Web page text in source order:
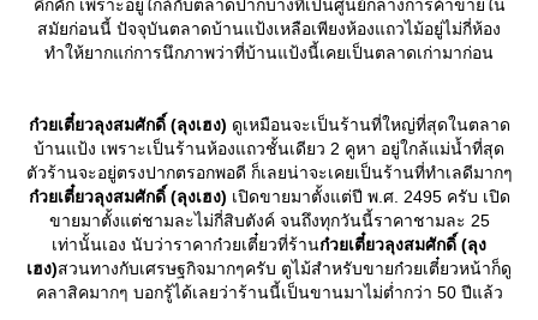
คึกคัก เพราะอยู่ใกล้กับตลาดปากบางที่เป็นศูนย์กลางการค้าขายใน
สมัยก่อนนี้ ปัจจุบันตลาดบ้านแป้งเหลือเพียงห้องแถวไม้อยู่ไม่กี่ห้อง
ทำให้ยากแก่การนึกภาพว่าที่บ้านแป้งนี้เคยเป็นตลาดเก่ามาก่อน
ก๋วยเตี๋ยวลุงสมศักดิ์ (ลุงเฮง) ดูเหมือนจะเป็นร้านที่ใหญ่ที่สุดในตลาด
บ้านแป้ง เพราะเป็นร้านห้องแถวชั้นเดียว 2 คูหา อยู่ใกล้แม่น้ำที่สุด
ตัวร้านจะอยู่ตรงปากตรอกพอดี ก็เลยน่าจะเคยเป็นร้านที่ทำเลดีมากๆ
ก๋วยเตี๋ยวลุงสมศักดิ์ (ลุงเฮง) เปิดขายมาตั้งแต่ปี พ.ศ. 2495 ครับ เปิด
ขายมาตั้งแต่ชามละไม่กี่สิบตังค์ จนถึงทุกวันนี้ราคาชามละ 25
เท่านั้นเอง นับว่าราคาก๋วยเตี๋ยวที่ร้านก๋วยเตี๋ยวลุงสมศักดิ์ (ลุง
เฮง)สวนทางกับเศรษฐกิจมากๆครับ ตูไม้สำหรับขายก๋วยเตี๋ยวหน้าก็ดู
คลาสิคมากๆ บอกรู้ได้เลยว่าร้านนี้เป็นขานมาไม่ต่ำกว่า 50 ปีแล้ว